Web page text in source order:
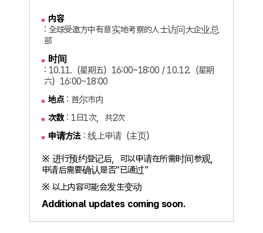
内容
: 全球受邀方中有意实地考察的人士访问大企业总
部
时间
: 10.11.（星期五）16:00~18:00 / 10.12.（星期
六）16:00~18:00
地点 : 首尔市内
次数 : 1日1次，共2次
申请方法 : 线上申请（主页）
※ 进行预约登记后，可以申请在所需时间参观，
申请后需要确认是否“已通过”
※ 以上内容可能会发生变动
Additional updates coming soon.